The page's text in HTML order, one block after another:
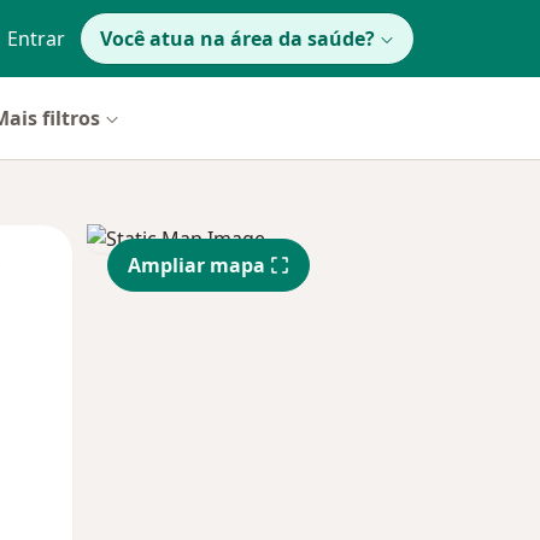
Entrar Você atua na área da saúde?
filtros
Segunda-feira Ter,
11 Ago
Qua
12 Ago
Ampliar mapa